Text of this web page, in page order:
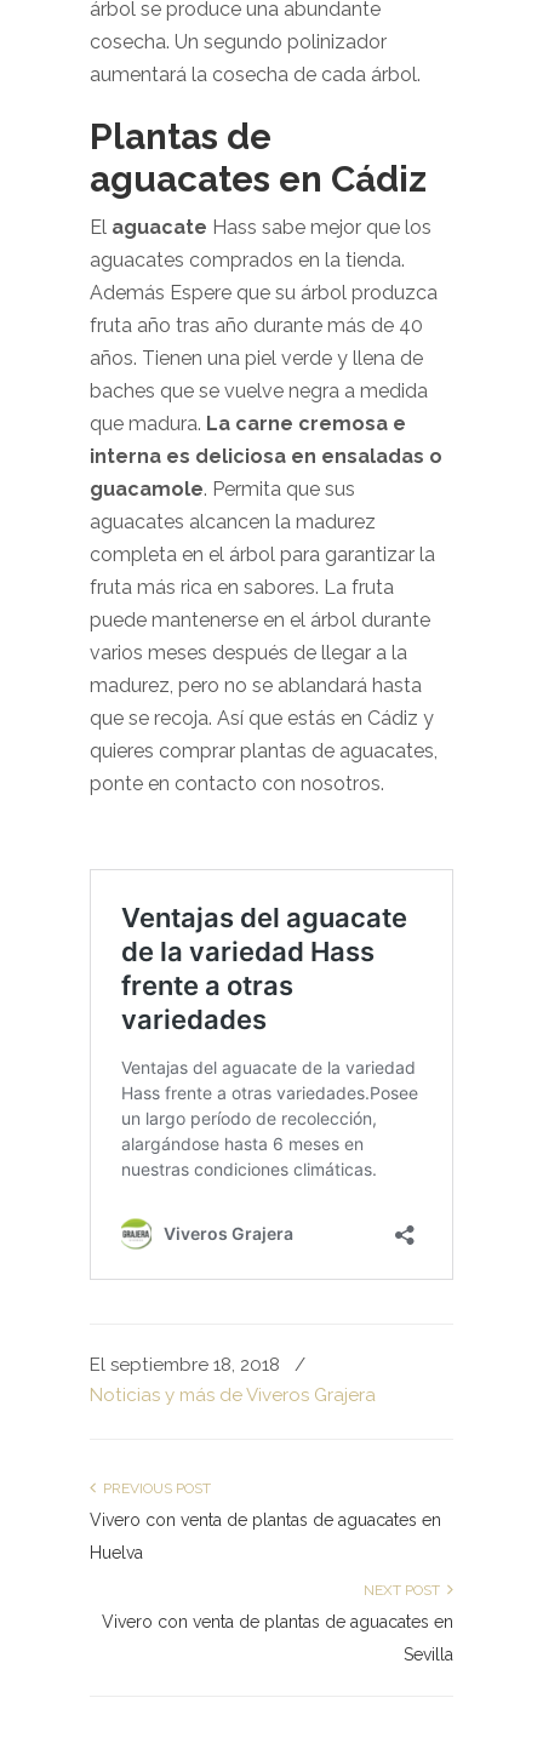
árbol se produce una abundante
cosecha. Un segundo polinizador
aumentará la cosecha de cada árbol.
Plantas de
aguacates en Cádiz
El aguacate Hass sabe mejor que los
aguacates comprados en la tienda.
Además Espere que su árbol produzca
fruta año tras año durante más de 40
años. Tienen una piel verde y llena de
baches que se vuelve negra a medida
que madura. La carne cremosa e
interna es deliciosa en ensaladas o
guacamole. Permita que sus
aguacates alcancen la madurez
completa en el árbol para garantizar la
fruta más rica en sabores. La fruta
puede mantenerse en el árbol durante
varios meses después de llegar a la
madurez, pero no se ablandará hasta
que se recoja. Así que estás en Cádiz y
quieres comprar plantas de aguacates,
ponte en contacto con nosotros.
El septiembre 18, 2018
/
Noticias y más de Viveros Grajera
PREVIOUS POST
Vivero con venta de plantas de aguacates en
Huelva
NEXT POST
Vivero con venta de plantas de aguacates en
Sevilla